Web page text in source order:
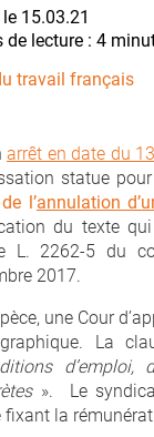
15.03.21
travail français
arrêt en date du
statue
l’annulation
du texte
L. 2262-5 du
2017.
une Cour
La
d’emploi,
». Le
fixant la